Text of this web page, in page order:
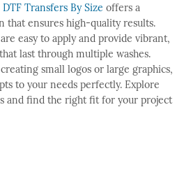
DTF Transfers By Size offers a
that ensures high-quality results.
easy to apply and provide vibrant,
last through multiple washes.
small logos or large graphics,
to your needs perfectly. Explore
and find the right fit for your project